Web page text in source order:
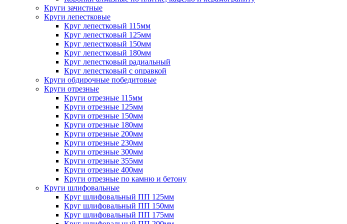
Круги зачистные
Круги лепестковые
Круг лепестковый 115мм
Круг лепестковый 125мм
Круг лепестковый 150мм
Круг лепестковый 180мм
Круг лепестковый радиальный
Круг лепестковый с оправкой
Круги обдирочные победитовые
Круги отрезные
Круги отрезные 115мм
Круги отрезные 125мм
Круги отрезные 150мм
Круги отрезные 180мм
Круги отрезные 200мм
Круги отрезные 230мм
Круги отрезные 300мм
Круги отрезные 355мм
Круги отрезные 400мм
Круги отрезные по камню и бетону
Круги шлифовальные
Круг шлифовальный ПП 125мм
Круг шлифовальный ПП 150мм
Круг шлифовальный ПП 175мм